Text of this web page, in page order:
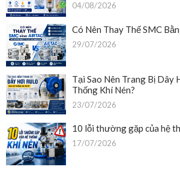
04/08/2026
Có Nên Thay Thế SMC
29/07/2026
Tại Sao Nên Trang Bị Dây
Thống Khí Nén?
23/07/2026
10 lỗi thường gặp của hệ
17/07/2026